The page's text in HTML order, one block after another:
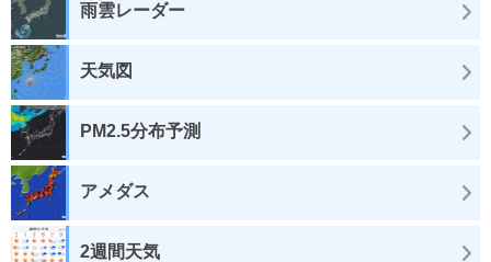
雨雲レーダー
天気図
PM2.5分布予測
アメダス
2週間天気